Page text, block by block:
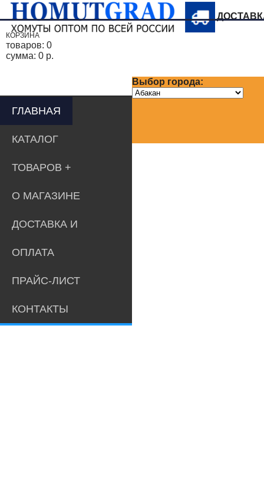
Выбор города:
КОРЗИНА
товаров: 0
сумма: 0 р.
ГЛАВНАЯ
КАТАЛОГ
ТОВАРОВ
О МАГАЗИНЕ
ДОСТАВКА И
ОПЛАТА
ПРАЙС-ЛИСТ
КОНТАКТЫ